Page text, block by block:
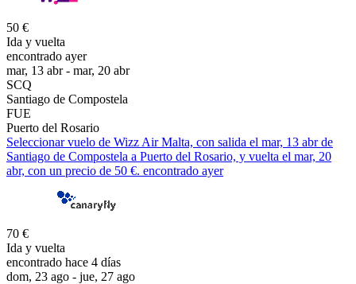
50 €
Ida y vuelta
encontrado ayer
mar, 13 abr - mar, 20 abr
SCQ
Santiago de Compostela
FUE
Puerto del Rosario
Seleccionar vuelo de Wizz Air Malta, con salida el mar, 13 abr de
Santiago de Compostela a Puerto del Rosario, y vuelta el mar, 20
abr, con un precio de 50 €. encontrado ayer
70 €
Ida y vuelta
encontrado hace 4 días
dom, 23 ago - jue, 27 ago